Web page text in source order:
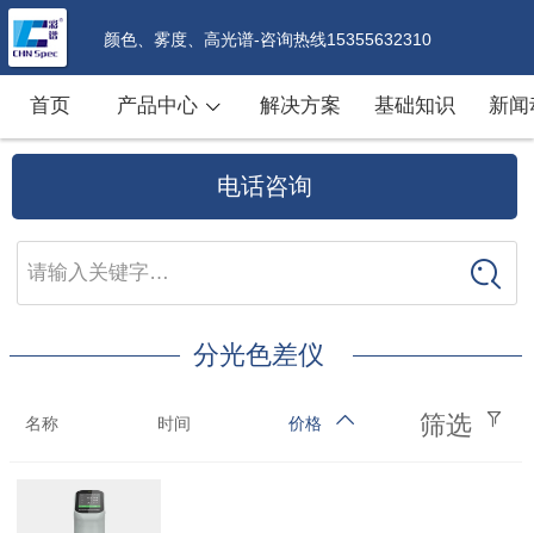
颜色、雾度、高光谱-咨询热线15355632310
首页 产品中心 解决方案 基础知识 新
电话咨询
请输入关键字…
分光色差仪
名称 时间 价格 筛选